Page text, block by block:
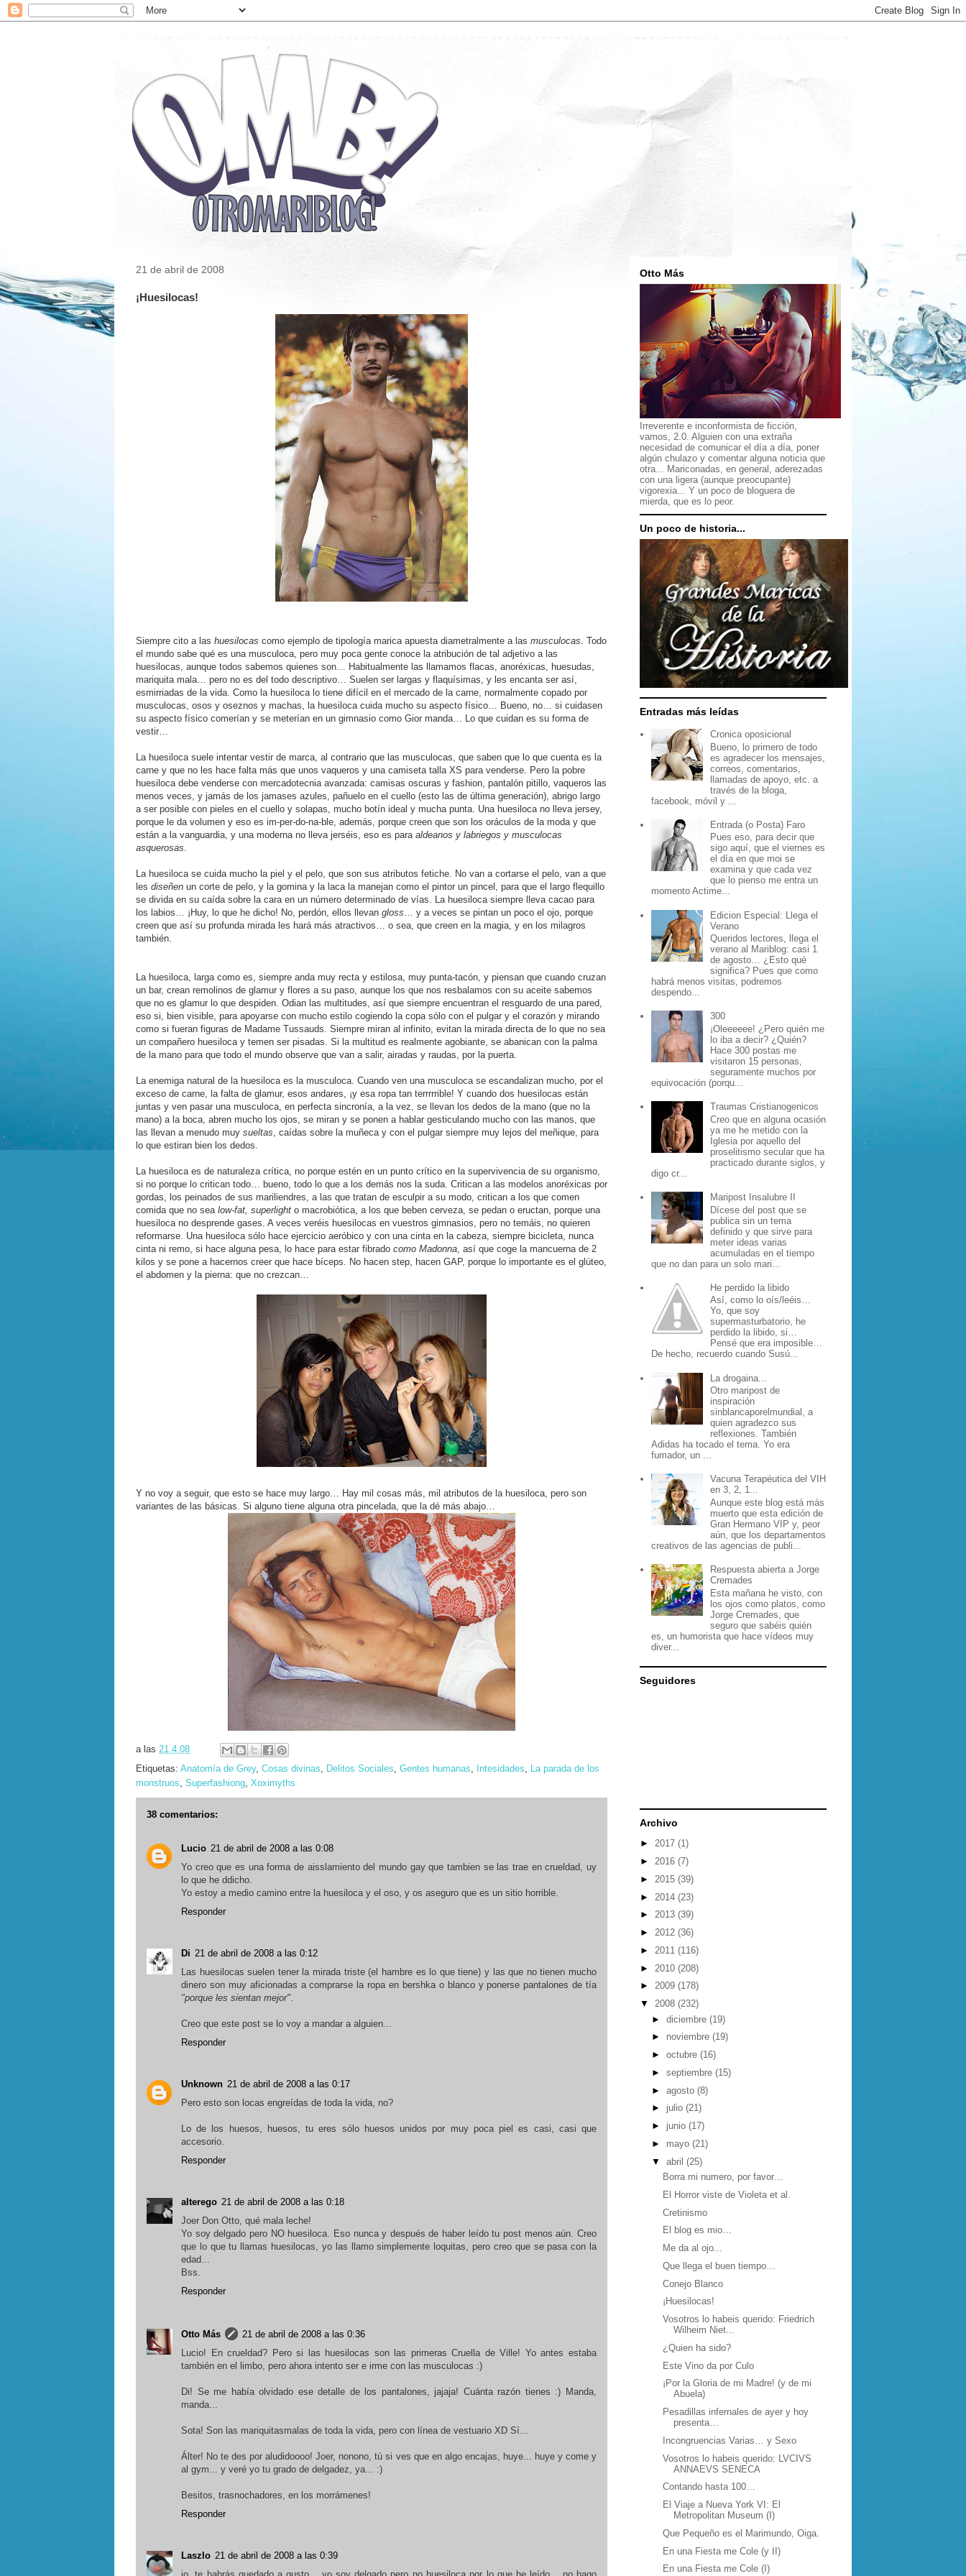
21 de abril de 2008
¡Huesilocas!
Siempre cito a las huesilocas como ejemplo de tipología marica apuesta diametralmente a las musculocas. Todo
el mundo sabe qué es una musculoca, pero muy poca gente conoce la atribución de tal adjetivo a las
huesilocas, aunque todos sabemos quienes son… Habitualmente las llamamos flacas, anoréxicas, huesudas,
mariquita mala… pero no es del todo descriptivo… Suelen ser largas y flaquísimas, y les encanta ser así,
esmirriadas de la vida. Como la huesiloca lo tiene difícil en el mercado de la carne, normalmente copado por
musculocas, osos y oseznos y machas, la huesiloca cuida mucho su aspecto físico… Bueno, no… si cuidasen
su aspecto físico comerían y se meterían en un gimnasio como Gior manda… Lo que cuidan es su forma de
vestir…
La huesiloca suele intentar vestir de marca, al contrario que las musculocas, que saben que lo que cuenta es la
carne y que no les hace falta más que unos vaqueros y una camiseta talla XS para venderse. Pero la pobre
huesiloca debe venderse con mercadotecnia avanzada: camisas oscuras y fashion, pantalón pitillo, vaqueros las
menos veces, y jamás de los jamases azules, pañuelo en el cuello (esto las de última generación), abrigo largo
a ser posible con pieles en el cuello y solapas, mucho botín ideal y mucha punta. Una huesiloca no lleva jersey,
porque le da volumen y eso es im-per-do-na-ble, además, porque creen que son los oráculos de la moda y que
están a la vanguardia, y una moderna no lleva jerséis, eso es para aldeanos y labriegos y musculocas
asquerosas.
La huesiloca se cuida mucho la piel y el pelo, que son sus atributos fetiche. No van a cortarse el pelo, van a que
les diseñen un corte de pelo, y la gomina y la laca la manejan como el pintor un pincel, para que el largo flequillo
se divida en su caída sobre la cara en un número determinado de vías. La huesiloca siempre lleva cacao para
los labios… ¡Huy, lo que he dicho! No, perdón, ellos llevan gloss… y a veces se pintan un poco el ojo, porque
creen que así su profunda mirada les hará más atractivos… o sea, que creen en la magia, y en los milagros
también.
La huesiloca, larga como es, siempre anda muy recta y estilosa, muy punta-tacón, y piensan que cuando cruzan
un bar, crean remolinos de glamur y flores a su paso, aunque los que nos resbalamos con su aceite sabemos
que no es glamur lo que despiden. Odian las multitudes, así que siempre encuentran el resguardo de una pared,
eso si, bien visible, para apoyarse con mucho estilo cogiendo la copa sólo con el pulgar y el corazón y mirando
como si fueran figuras de Madame Tussauds. Siempre miran al infinito, evitan la mirada directa de lo que no sea
un compañero huesiloca y temen ser pisadas. Si la multitud es realmente agobiante, se abanican con la palma
de la mano para que todo el mundo observe que van a salir, airadas y raudas, por la puerta.
La enemiga natural de la huesiloca es la musculoca. Cuando ven una musculoca se escandalizan mucho, por el
exceso de carne, la falta de glamur, esos andares, ¡y esa ropa tan terrrrrible! Y cuando dos huesilocas están
juntas y ven pasar una musculoca, en perfecta sincronía, a la vez, se llevan los dedos de la mano (que no la
mano) a la boca, abren mucho los ojos, se miran y se ponen a hablar gesticulando mucho con las manos, que
las llevan a menudo muy sueltas, caídas sobre la muñeca y con el pulgar siempre muy lejos del meñique, para
lo que estiran bien los dedos.
La huesiloca es de naturaleza crítica, no porque estén en un punto crítico en la supervivencia de su organismo,
si no porque lo critican todo… bueno, todo lo que a los demás nos la suda. Critican a las modelos anoréxicas por
gordas, los peinados de sus mariliendres, a las que tratan de esculpir a su modo, critican a los que comen
comida que no sea low-fat, superlight o macrobiótica, a los que beben cerveza, se pedan o eructan, porque una
huesiloca no desprende gases. A veces veréis huesilocas en vuestros gimnasios, pero no temáis, no quieren
reformarse. Una huesiloca sólo hace ejercicio aeróbico y con una cinta en la cabeza, siempre bicicleta, nunca
cinta ni remo, si hace alguna pesa, lo hace para estar fibrado como Madonna, así que coge la mancuerna de 2
kilos y se pone a hacernos creer que hace bíceps. No hacen step, hacen GAP, porque lo importante es el glúteo,
el abdomen y la pierna: que no crezcan…
Y no voy a seguir, que esto se hace muy largo… Hay mil cosas más, mil atributos de la huesiloca, pero son
variantes de las básicas. Si alguno tiene alguna otra pincelada, que la dé más abajo…
a las 21.4.08
Etiquetas: Anatomía de Grey, Cosas divinas Delitos Sociales Gentes humanas Intesidades
La parada de los
monstruos Superfashiong Xoximyths
38 comentarios:
Lucio 21 de abril de 2008 a las 0:08
Yo creo que es una forma de aisslamiento del mundo gay que tambien se las trae en crueldad, uy
lo que he ddicho.
Yo estoy a medio camino entre la huesiloca y el oso, y os aseguro que es un sitio horrible.
Responder
Di 21 de abril de 2008 a las 0:12
Las huesilocas suelen tener la mirada triste (el hambre es lo que tiene) y las que no tienen mucho
dinero son muy aficionadas a comprarse la ropa en bershka o blanco y ponerse pantalones de tía
"porque les sientan mejor"
Creo que este post se lo voy a mandar a alguien...
Responder
Unknown 21 de abril de 2008 a las 0:17
Pero esto son locas engreídas de toda la vida, no?
Lo de los huesos, huesos, tu eres sólo huesos unidos por muy poca piel es casi, casi que
accesorio.
Responder
alterego 21 de abril de 2008 a las 0:18
Joer Don Otto, qué mala leche!
Yo soy delgado pero NO huesiloca. Eso nunca y después de haber leído tu post menos aún. Creo
que lo que tu llamas huesilocas, yo las llamo simplemente loquitas, pero creo que se pasa con la
edad...
Bss.
Responder
Otto Más
21 de abril de 2008 a las 0:36
Lucio! En crueldad? Pero si las huesilocas son las primeras Cruella de Ville! Yo antes estaba
también en el limbo, pero ahora intento ser e irme con las musculocas :)
Di! Se me había olvidado ese detalle de los pantalones, jajaja! Cuánta razón tienes :) Manda,
manda...
Sota! Son las mariquitasmalas de toda la vida, pero con línea de vestuario XD Sí...
Álter! No te des por aludidoooo! Joer, nonono, tú si ves que en algo encajas, huye... huye y come y
al gym... y veré yo tu grado de delgadez, ya... :)
Besitos, trasnochadores, en los morrámenes!
Responder
Laszlo 21 de abril de 2008 a las 0:39
Otto Más
Irreverente e inconformista de ficción,
vamos, 2.0. Alguien con una extraña
necesidad de comunicar el día a día, poner
algún chulazo y comentar alguna noticia que
otra... Mariconadas, en general, aderezadas
con una ligera (aunque preocupante)
vigorexia... Y un poco de bloguera de
mierda, que es lo peor.
Un poco de historia...
Entradas más leídas
Cronica oposicional
Bueno, lo primero de todo
es agradecer los mensajes,
correos, comentarios,
llamadas de apoyo, etc. a
través de la bloga,
facebook, móvil y ...
Entrada (o Posta) Faro
Pues eso, para decir que
sigo aquí, que el viernes es
el día en que moi se
examina y que cada vez
que lo pienso me entra un
momento Actime...
Edicion Especial: Llega el
Verano
Queridos lectores, llega el
verano al Mariblog: casi 1
de agosto… ¿Esto qué
significa? Pues que como
habrá menos visitas, podremos
despendo...
300
¡Oleeeeee! ¿Pero quién me
lo iba a decir? ¿Quién?
Hace 300 postas me
visitaron 15 personas,
seguramente muchos por
equivocación (porqu...
Traumas Cristianogenicos
Creo que en alguna ocasión
ya me he metido con la
Iglesia por aquello del
proselitismo secular que ha
practicado durante siglos, y
digo cr...
Maripost Insalubre II
Dícese del post que se
publica sin un tema
definido y que sirve para
meter ideas varias
acumuladas en el tiempo
que no dan para un solo mari...
He perdido la libido
Así, como lo oís/leéis…
Yo, que soy
supermasturbatorio, he
perdido la libido, si…
Pensé que era imposible…
De hecho, recuerdo cuando Susú...
La drogaina...
Otro maripost de
inspiración
sinblancaporelmundial, a
quien agradezco sus
reflexiones. También
Adidas ha tocado el tema. Yo era
fumador, un ...
Vacuna Terapéutica del VIH
en 3, 2, 1...
Aunque este blog está más
muerto que esta edición de
Gran Hermano VIP y, peor
aún, que los departamentos
creativos de las agencias de publi...
Respuesta abierta a Jorge
Cremades
Esta mañana he visto, con
los ojos como platos, como
Jorge Cremades, que
seguro que sabéis quién
es, un humorista que hace vídeos muy
diver...
Seguidores
Archivo
► 2017 (1)
► 2016 (7)
► 2015 (39)
► 2014 (23)
► 2013 (39)
► 2012 (36)
► 2011 (116)
► 2010 (208)
► 2009 (178)
▼ 2008 (232)
► diciembre (19)
► noviembre (19)
► octubre (16)
► septiembre (15)
► agosto (8)
► julio (21)
► junio (17)
► mayo (21)
▼ abril (25)
Borra mi numero, por favor…
El Horror viste de Violeta et al.
Cretinismo
El blog es mio…
Me da al ojo...
Que llega el buen tiempo…
Conejo Blanco
¡Huesilocas!
Vosotros lo habeis querido: Friedrich
Wilheim Niet...
¿Quien ha sido?
Este Vino da por Culo
¡Por la Gloria de mi Madre! (y de mi
Abuela)
Pesadillas infernales de ayer y hoy
presenta…
Incongruencias Varias… y Sexo
Vosotros lo habeis querido: LVCIVS
ANNAEVS SENECA
Contando hasta 100…
El Viaje a Nueva York VI: El
Metropolitan Museum (I)
Que Pequeño es el Marimundo, Oiga.
En una Fiesta me Cole (y II)
En una Fiesta me Cole (I)